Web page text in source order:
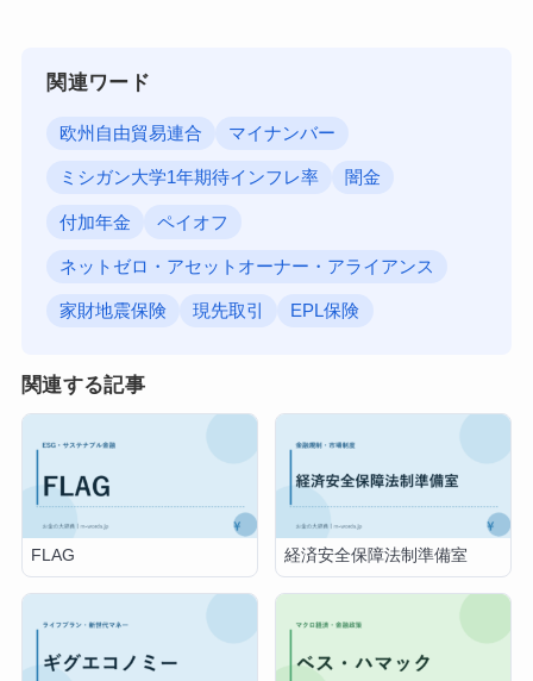
関連ワード
欧州自由貿易連合 マイナンバー
ミシガン大学1年期待インフレ率 闇金
付加年金 ペイオフ
ネットゼロ・アセットオーナー・アライアンス
家財地震保険 現先取引 EPL保険
関連する記事
FLAG 経済安全保障法制準備室